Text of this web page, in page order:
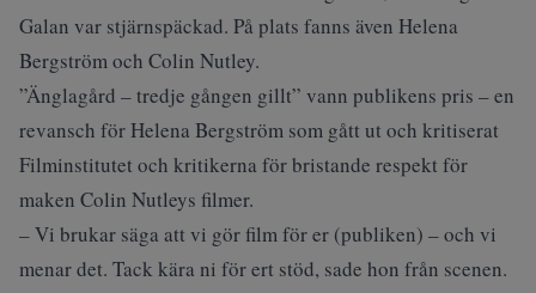
Galan var stjärnspäckad. På plats fanns även Helena
Bergström och Colin Nutley.
”Änglagård – tredje gången gillt” vann publikens pris – en
revansch för Helena Bergström som gått ut och kritiserat
Filminstitutet och kritikerna för bristande respekt för
maken Colin Nutleys filmer.
– Vi brukar säga att vi gör film för er (publiken) – och vi
menar det. Tack kära ni för ert stöd, sade hon från scenen.